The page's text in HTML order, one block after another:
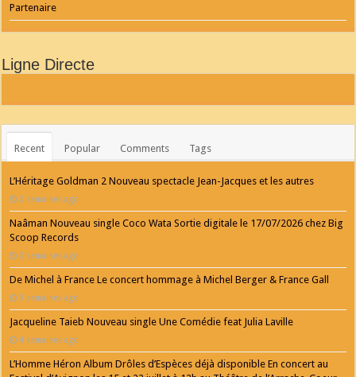
Partenaire
Ligne Directe
Recent Popular Comments Tags
L’Héritage Goldman 2 Nouveau spectacle Jean-Jacques et les autres
2 semaines ago
Naâman Nouveau single Coco Wata Sortie digitale le 17/07/2026 chez Big
Scoop Records
2 semaines ago
De Michel à France Le concert hommage à Michel Berger & France Gall
3 semaines ago
Jacqueline Taieb Nouveau single Une Comédie feat Julia Laville
4 semaines ago
L’Homme Héron Album Drôles d’Espèces déjà disponible En concert au